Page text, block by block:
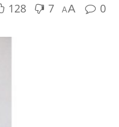
128 7 AA 0